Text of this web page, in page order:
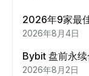
2026年9家最
2026年8月4日
Bybit 盘前永
2026年8月2日